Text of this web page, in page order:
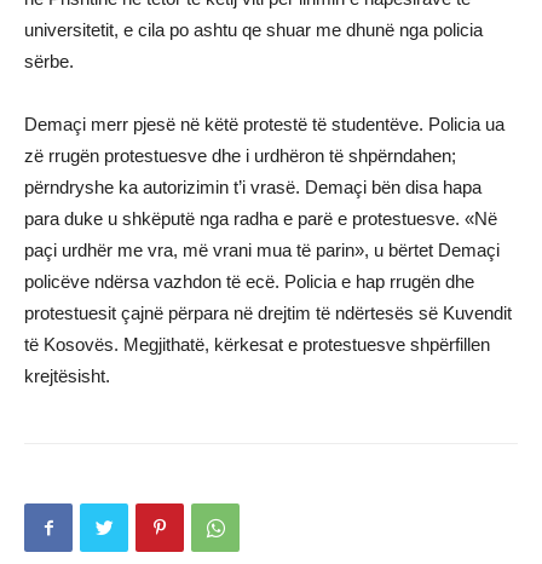
universitetit, e cila po ashtu qe shuar me dhunë nga policia
sërbe.
Demaçi merr pjesë në këtë protestë të studentëve. Policia ua
zë rrugën protestuesve dhe i urdhëron të shpërndahen;
përndryshe ka autorizimin t’i vrasë. Demaçi bën disa hapa
para duke u shkëputë nga radha e parë e protestuesve. «Në
paçi urdhër me vra, më vrani mua të parin», u bërtet Demaçi
policëve ndërsa vazhdon të ecë. Policia e hap rrugën dhe
protestuesit çajnë përpara në drejtim të ndërtesës së Kuvendit
të Kosovës. Megjithatë, kërkesat e protestuesve shpërfillen
krejtësisht.